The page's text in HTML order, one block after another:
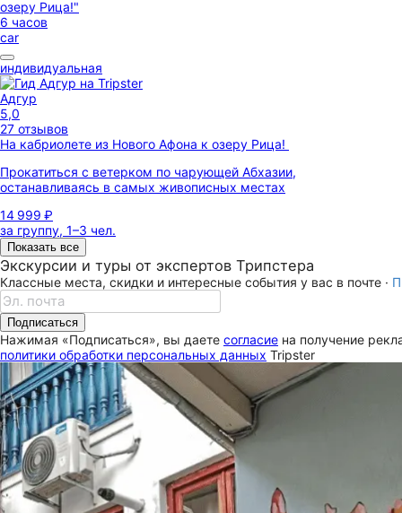
6 часов
car
индивидуальная
Адгур
5,0
27 отзывов
На кабриолете из Нового Афона к озеру Рица!
Прокатиться с ветерком по чарующей Абхазии,
останавливаясь в самых живописных местах
14 999 ₽
за группу, 1–3 чел.
Показать все
Экскурсии и туры от экспертов Трипстера
Классные места, скидки и интересные события у вас в почте ·
Подписаться
Нажимая «Подписаться», вы даете согласие на получение
политики обработки персональных данных Tripster